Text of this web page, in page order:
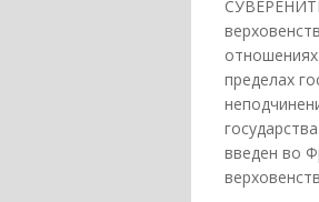
пределах
введен во